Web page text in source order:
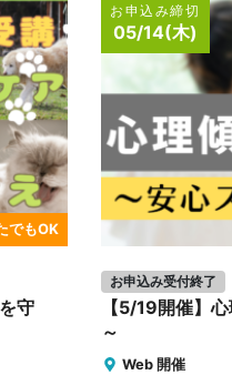
でもOK
守
お申込み締切
05/14(木)
お申込み受付終了
【5/19開催】
～
Web 開催